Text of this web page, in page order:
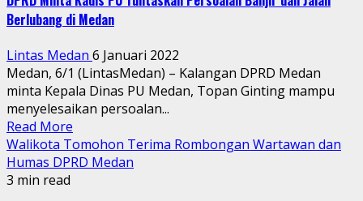
Berlubang di Medan
Lintas Medan 6 Januari 2022
Medan, 6/1 (LintasMedan) – Kalangan DPRD Medan
minta Kepala Dinas PU Medan, Topan Ginting mampu
menyelesaikan persoalan...
Read More
Walikota Tomohon Terima Rombongan Wartawan dan
Humas DPRD Medan
3 min read